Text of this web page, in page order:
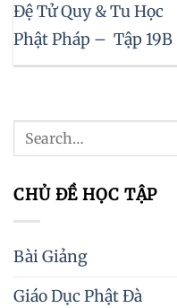
Đệ Tử Quy & Tu Học
Phật Pháp – Tập 19B
CHỦ ĐỀ HỌC TẬP
Bài Giảng
Giáo Dục Phật Đà